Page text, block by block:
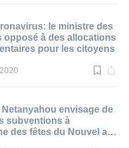
le ministre des
opposé à des allocations
pour les citoyens
Netanyahou envisage de
subventions à
des fêtes du Nouvel an